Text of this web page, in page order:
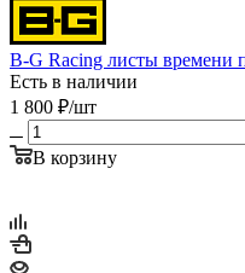
B-G Racing листы времени
Есть в наличии
1 800 ₽/шт
В корзину